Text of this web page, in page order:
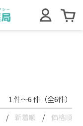
1 件～6 件（全6件）
/ 新着順 / 価格順